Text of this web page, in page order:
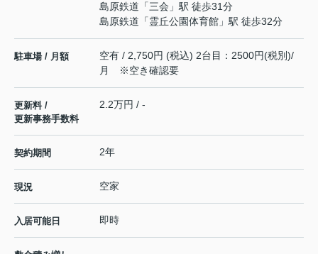
島原鉄道 「三会 」駅 徒歩31分
島原鉄道 「霊丘公園体育館 」駅 徒歩32分
駐車場 / 月額
空有 / 2,750円 (税込) 2台目：2500円(税別)/
月 ※空き確認要
更新料 /
更新事務手数料
2.2万円 / -
契約期間 2年
現況 空家
入居可能日 即時